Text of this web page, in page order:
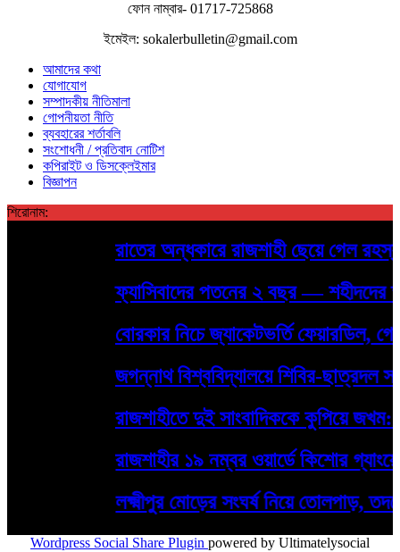
ফোন নাম্বার- 01717-725868
ইমেইল: sokalerbulletin@gmail.com
আমাদের কথা
যোগাযোগ
সম্পাদকীয় নীতিমালা
গোপনীয়তা নীতি
ব্যবহারের শর্তাবলি
সংশোধনী / প্রতিবাদ নোটিশ
কপিরাইট ও ডিসক্লেইমার
বিজ্ঞাপন
শিরোনাম:
রাতের অন্ধকারে রাজশাহী ছেয়ে গেল
ফ্যাসিবাদের পতনের ২ বছর — শহীদদের
বোরকার নিচে জ্যাকেটভর্তি ফেয়ারডিল,
জগন্নাথ বিশ্ববিদ্যালয়ে শিবির-ছাত্রদল
রাজশাহীতে দুই সাংবাদিককে কুপিয়ে জখম:
রাজশাহীর ১৯ নম্বর ওয়ার্ডে কিশোর গ্যাংয়ের
লক্ষ্মীপুর মোড়ের সংঘর্ষ নিয়ে তোলপাড়,
Wordpress Social Share Plugin powered by Ultimatelysocial